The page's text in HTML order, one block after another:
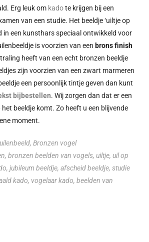
Erg leuk om kadote krijgen bij een
van een studie. Het beeldje ‘uiltje op
in een kunsthars speciaal ontwikkeld voor
is voorzien van een brons finish
heeft van een echt bronzen beeldje
zijn voorzien van een zwart marmeren
een persoonlijk tintje geven dan kunt
bijbestellen. Wij zorgen dan dat er een
beeldje komt. Zo heeft u een blijvende
moment.
Bronzen vogel
bronzen beelden van vogels, uiltje, uil op
jubileum beeldje, afscheid beeldje, studie
kado, vogelaar kado, beelden van